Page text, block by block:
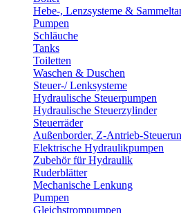
Hebe-, Lenzsysteme &
Pumpen
Schläuche
Tanks
Toiletten
Waschen & Duschen
Steuer-/ Lenksysteme
Hydraulische Steuerpumpen
Hydraulische Steuerzylinder
Steuerräder
Außenborder, Z-Antrieb-
Elektrische Hydraulikpumpen
Zubehör für Hydraulik
Ruderblätter
Mechanische Lenkung
Pumpen
Gleichstrompumpen